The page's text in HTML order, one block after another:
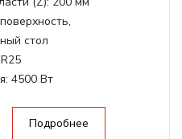
стол
4500 Вт
10500 Вт
Подробнее